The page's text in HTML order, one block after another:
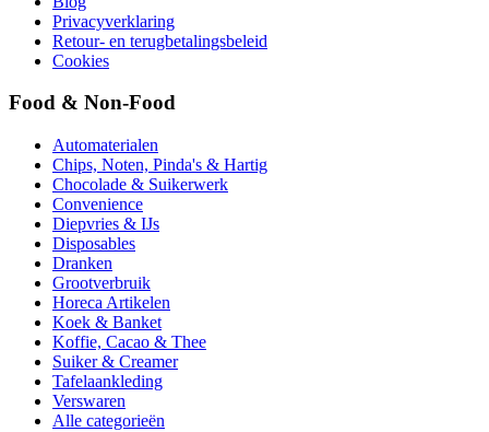
Privacyverklaring
Retour- en terugbetalingsbeleid
Cookies
Food & Non-Food
Automaterialen
Chips, Noten, Pinda's & Hartig
Chocolade & Suikerwerk
Convenience
Diepvries & IJs
Disposables
Dranken
Grootverbruik
Horeca Artikelen
Koek & Banket
Koffie, Cacao & Thee
Suiker & Creamer
Tafelaankleding
Verswaren
Alle categorieën